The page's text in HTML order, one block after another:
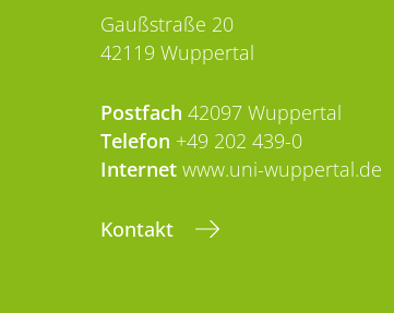
Gaußstraße 20
42119 Wuppertal
Postfach 42097 Wuppertal
Telefon +49 202 439-0
Internet www.uni-wuppertal.de
Kontakt